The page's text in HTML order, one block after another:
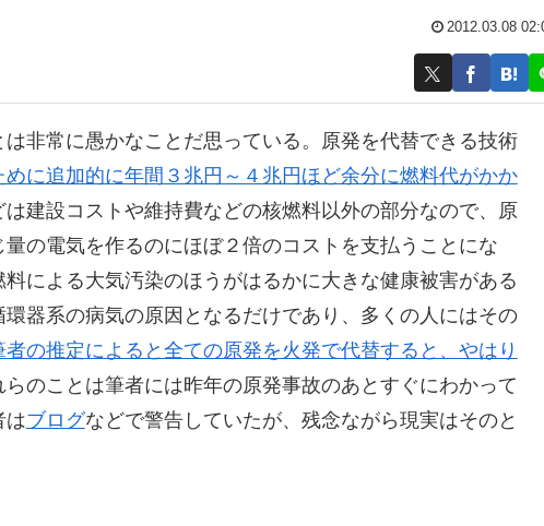
2012.03.08
非常に愚かなことだ思っている。原発を代替できる技術
めに追加的に年間３兆円～４兆円ほど余分に燃料代がかか
建設コストや維持費などの核燃料以外の部分なので、原
の電気を作るのにほぼ２倍のコストを支払うことにな
による大気汚染のほうがはるかに大きな健康被害がある
環器系の病気の原因となるだけであり、多くの人にはその
者の推定によると全ての原発を火発で代替すると、やはり
らのことは筆者には昨年の原発事故のあとすぐにわかって
はブログなどで警告していたが、残念ながら現実はそのと